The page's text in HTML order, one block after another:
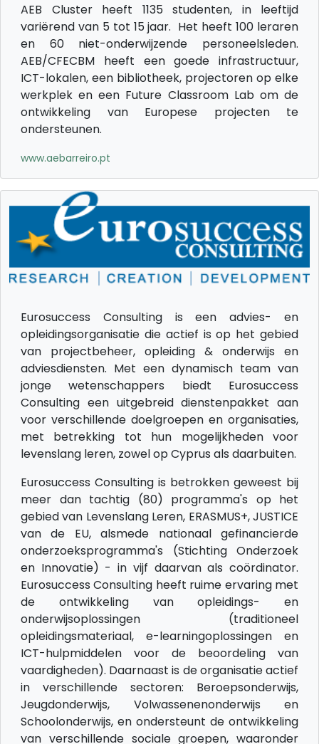
AEB Cluster heeft 1135 studenten, in leeftijd
variërend van 5 tot 15 jaar. Het heeft 100 leraren
en 60 niet-onderwijzende personeelsleden.
AEB/CFECBM heeft een goede infrastructuur,
ICT-lokalen, een bibliotheek, projectoren op elke
werkplek en een Future Classroom Lab om de
ontwikkeling van Europese projecten te
ondersteunen.
www.aebarreiro.pt
Eurosuccess Consulting is een advies- en
opleidingsorganisatie die actief is op het gebied
van projectbeheer, opleiding & onderwijs en
adviesdiensten. Met een dynamisch team van
jonge wetenschappers biedt Eurosuccess
Consulting een uitgebreid dienstenpakket aan
voor verschillende doelgroepen en organisaties,
met betrekking tot hun mogelijkheden voor
levenslang leren, zowel op Cyprus als daarbuiten.
Eurosuccess Consulting is betrokken geweest bij
meer dan tachtig (80) programma's op het
gebied van Levenslang Leren, ERASMUS+, JUSTICE
van de EU, alsmede nationaal gefinancierde
onderzoeksprogramma's (Stichting Onderzoek
en Innovatie) - in vijf daarvan als coördinator.
Eurosuccess Consulting heeft ruime ervaring met
de ontwikkeling van opleidings- en
onderwijsoplossingen (traditioneel
opleidingsmateriaal, e-learningoplossingen en
ICT-hulpmiddelen voor de beoordeling van
vaardigheden). Daarnaast is de organisatie actief
in verschillende sectoren: Beroepsonderwijs,
Jeugdonderwijs, Volwassenenonderwijs en
Schoolonderwijs, en ondersteunt de ontwikkeling
van verschillende sociale groepen, waaronder